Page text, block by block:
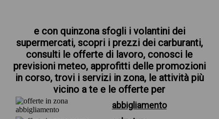
e con quinzona sfogli i volantini dei
supermercati, scopri i prezzi dei carburanti,
consulti le offerte di lavoro, conosci le
previsioni meteo, approfitti delle promozioni
in corso, trovi i servizi in zona, le attività più
vicino a te e le offerte per
abbigliamento